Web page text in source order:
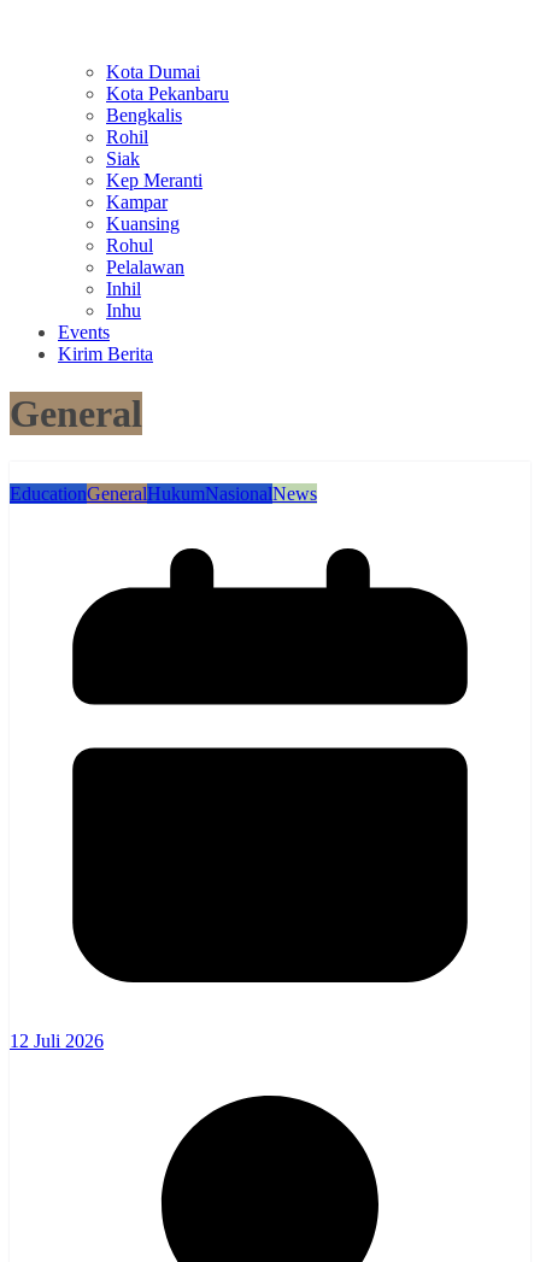
Kota Dumai
Kota Pekanbaru
Bengkalis
Rohil
Siak
Kep Meranti
Kampar
Kuansing
Rohul
Pelalawan
Inhil
Inhu
Events
Kirim Berita
General
EducationGeneralHukumNasionalNews
12 Juli 2026